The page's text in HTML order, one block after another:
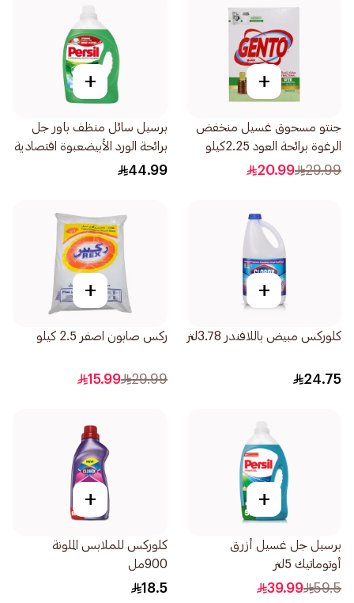
+
جنتو مسحوق غسيل منخفض
الرغوة برائحة العود 2.25كيلو
29.99
20.99
+
برسيل سائل منظف باور جل
برائحة الورد الأبيضعبوة اقتصادية
2.9لتر
44.99
+
كلوركس مبيض باللافندر 3.78لتر
24.75
+
ركس صابون اصفر 2.5 كيلو
29.99
15.99
+
برسيل جل غسيل أزرق
أوتوماتيك 5لتر
59.5
39.99
+
كلوركس للملابس الملونة
900مل
18.5